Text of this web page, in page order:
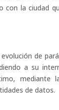
la ciudad
de
a su
mediante
de datos.